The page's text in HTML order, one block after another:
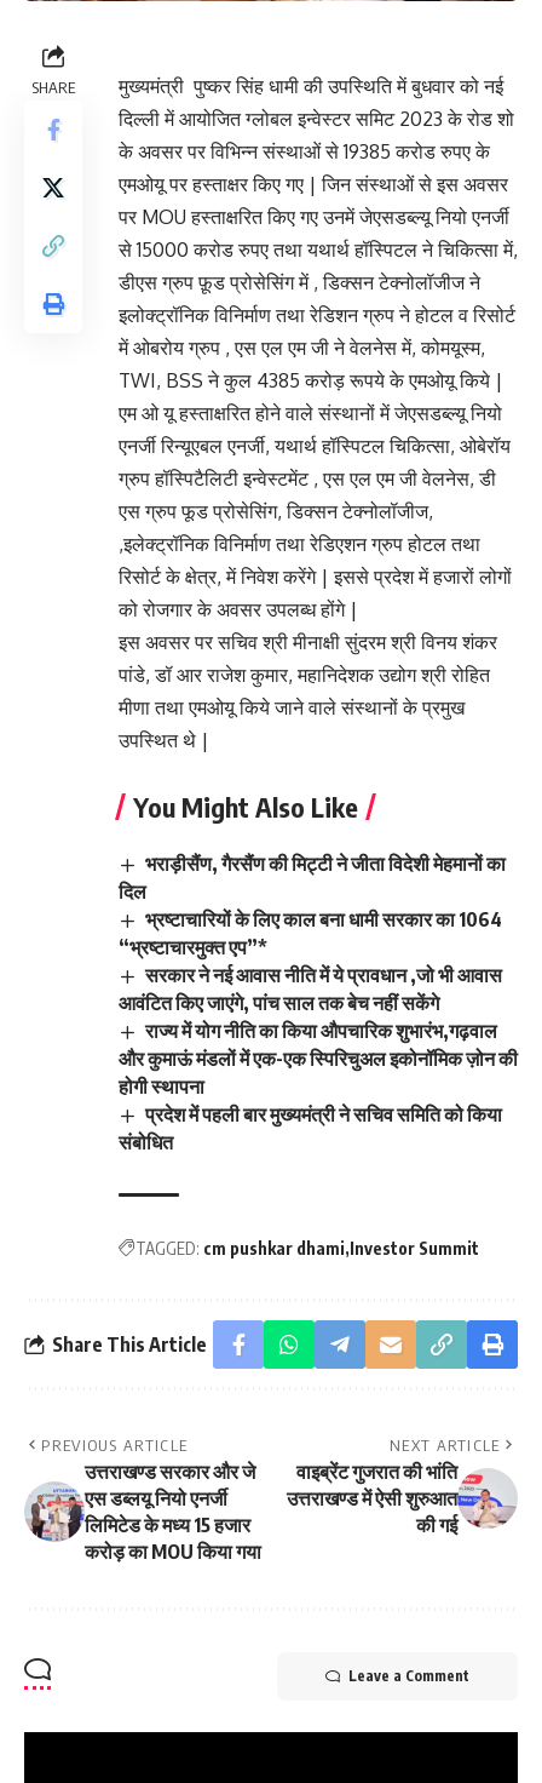
SHARE
मुख्यमंत्री पुष्कर सिंह धामी की उपस्थिति में बुधवार को नई
दिल्ली में आयोजित ग्लोबल इन्वेस्टर समिट 2023 के रोड शो
के अवसर पर विभिन्न संस्थाओं से 19385 करोड रुपए के
एमओयू पर हस्ताक्षर किए गए | जिन संस्थाओं से इस अवसर
पर MOU हस्ताक्षरित किए गए उनमें जेएसडब्ल्यू नियो एनर्जी
से 15000 करोड रुपए तथा यथार्थ हॉस्पिटल ने चिकित्सा में,
डीएस ग्रुप फ़ूड प्रोसेसिंग में , डिक्सन टेक्नोलॉजीज ने
इलोक्ट्रॉनिक विनिर्माण तथा रेडिशन ग्रुप ने होटल व रिसोर्ट
में ओबरोय ग्रुप , एस एल एम जी ने वेलनेस में, कोमयूस्म,
TWI, BSS ने कुल 4385 करोड़ रूपये के एमओयू किये |
एम ओ यू हस्ताक्षरित होने वाले संस्थानों में जेएसडब्ल्यू नियो
एनर्जी रिन्यूएबल एनर्जी, यथार्थ हॉस्पिटल चिकित्सा, ओबेरॉय
ग्रुप हॉस्पिटैलिटी इन्वेस्टमेंट , एस एल एम जी वेलनेस, डी
एस ग्रुप फूड प्रोसेसिंग, डिक्सन टेक्नोलॉजीज,
,इलेक्ट्रॉनिक विनिर्माण तथा रेडिएशन ग्रुप होटल तथा
रिसोर्ट के क्षेत्र, में निवेश करेंगे | इससे प्रदेश में हजारों लोगों
को रोजगार के अवसर उपलब्ध होंगे |
इस अवसर पर सचिव श्री मीनाक्षी सुंदरम श्री विनय शंकर
पांडे, डॉ आर राजेश कुमार, महानिदेशक उद्योग श्री रोहित
मीणा तथा एमओयू किये जाने वाले संस्थानों के प्रमुख
उपस्थित थे |
You Might Also Like
भराड़ीसैंण, गैरसैंण की मिट्टी ने जीता विदेशी मेहमानों का
दिल
भ्रष्टाचारियों के लिए काल बना धामी सरकार का 1064
“भ्रष्टाचारमुक्त एप”*
सरकार ने नई आवास नीति में ये प्रावधान ,जो भी आवास
आवंटित किए जाएंगे, पांच साल तक बेच नहीं सकेंगे
राज्य में योग नीति का किया औपचारिक शुभारंभ,गढ़वाल
और कुमाऊं मंडलों में एक-एक स्पिरिचुअल इकोनॉमिक ज़ोन की
होगी स्थापना
प्रदेश में पहली बार मुख्यमंत्री ने सचिव समिति को किया
संबोधित
TAGGED: cm pushkar dhami Investor Summit
Share This Article
PREVIOUS ARTICLE
उत्तराखण्ड सरकार और जे
एस डब्लयू नियो एनर्जी
लिमिटेड के मध्य 15 हजार
करोड़ का MOU किया गया
NEXT ARTICLE
वाइब्रेंट गुजरात की भांति
उत्तराखण्ड में ऐसी शुरुआत
की गई
Leave a Comment